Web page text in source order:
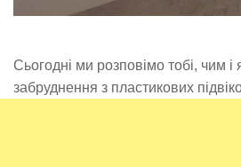
Сьогодні ми розповімо тобі, чим
забруднення з пластикових